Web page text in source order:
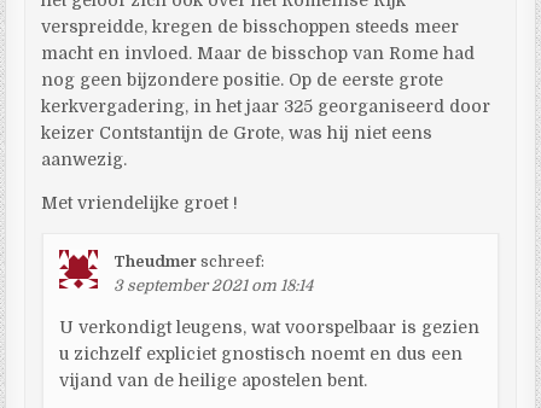
verspreidde, kregen de bisschoppen steeds meer
macht en invloed. Maar de bisschop van Rome had
nog geen bijzondere positie. Op de eerste grote
kerkvergadering, in het jaar 325 georganiseerd door
keizer Contstantijn de Grote, was hij niet eens
aanwezig.
Met vriendelijke groet !
Theudmer schreef:
3 september 2021 om 18:14
U verkondigt leugens, wat voorspelbaar is gezien
u zichzelf expliciet gnostisch noemt en dus een
vijand van de heilige apostelen bent.